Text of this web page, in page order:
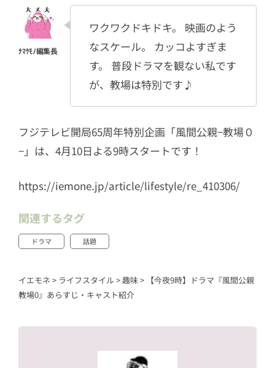
ワクワクドキドキ。 映画のよう
なスケール。 カッコよすぎま
す。 普段ドラマを観ない私です
が、教場は特別です♪
フジテレビ開局65周年特別企画「風間公親−教場０
−」は、4月10日よる9時スタートです！
https://iemone.jp/article/lifestyle/re_410306/
関連するタグ
ドラマ 話題
イエモネ > ライフスタイル>趣味> 【今夜9時】ドラマ『風間公親
教場0』あらすじ・キャスト紹介